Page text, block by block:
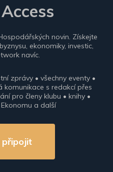
novin. Získejte
ekonomiky, investic,
navíc.
zprávy • všechny eventy •
s redakcí přes
pro členy klubu • knihy •
a další
připojit